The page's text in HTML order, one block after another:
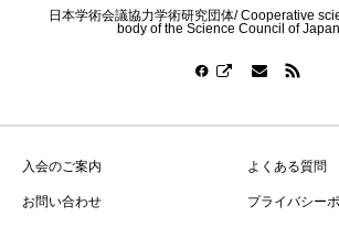
日本学術会議協力学術研究団体/ Cooperative
body of the Science Council of
入会のご案内 よくある質問
お問い合わせ プライバシー